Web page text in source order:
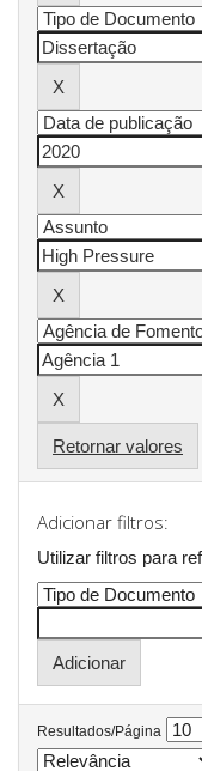
Retornar valores
Adicionar filtros:
Utilizar filtros para
Resultados/Página